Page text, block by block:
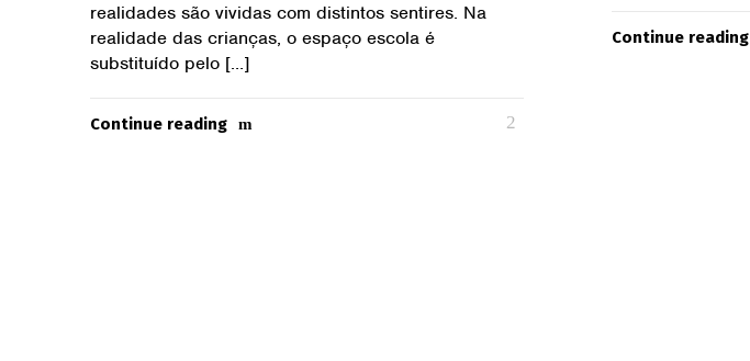
realidades são vividas com distintos sentires. Na
realidade das crianças, o espaço escola é
substituído pelo […]
Continue reading
Continue reading